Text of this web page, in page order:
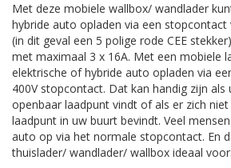
Met deze mobiele wallbox/ wandlader
hybride auto opladen via een stopcontact
(in dit geval een 5 polige rode CEE
met maximaal 3 x 16A. Met een mobiele
elektrische of hybride auto opladen via
400V stopcontact. Dat kan handig zijn als
openbaar laadpunt vindt of als er zich
laadpunt in uw buurt bevindt. Veel
auto op via het normale stopcontact. En
thuislader/ wandlader/ wallbox ideaal voor.